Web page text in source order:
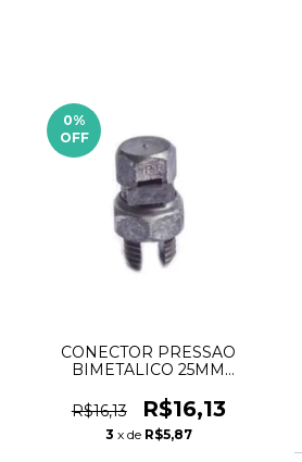
0%
OFF
CONECTOR PRESSAO
BIMETALICO 25MM
R$16,13
R$16,13
3 x de R$5,87